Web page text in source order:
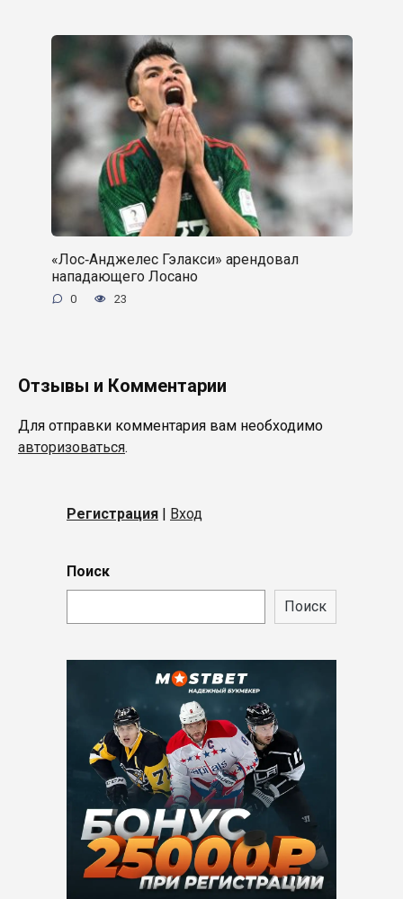
«Лос‑Анджелес Гэлакси» арендовал
нападающего Лосано
0 23
Отзывы и Комментарии
Для отправки комментария вам необходимо
авторизоваться.
Регистрация | Вход
Поиск
Поиск